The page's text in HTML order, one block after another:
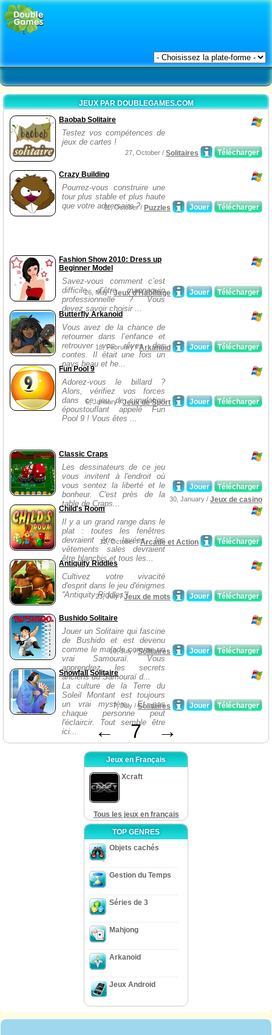
JEUX PAR DOUBLEGAMES.COM
Baobab Solitaire
Testez vos compétences de
jeux de cartes !
Télécharger
27, October / Solitaires
Crazy Building
Pourrez-vous construire une
tour plus stable et plus haute
que votre adversaire ?
Télécharger
Jouer
11, October / Puzzles
Fashion Show 2010: Dress up
Beginner Model
Savez-vous comment c’est
difficile d’être mannequin
professionnelle ? Vous
devez savoir choisir ...
Télécharger
Jouer
26, May /Jeux d'Habillage
Butterfly Arkanoid
Vous avez de la chance de
retourner dans l’enfance et
retrouver vos rêves des
contes. Il était une fois un
pays beau et he...
Télécharger
Jouer
18, February /Arkanoid
Fun Pool 9
Adorez-vous le billard ?
Alors, vérifiez vos forces
dans ce jeu de simulation
époustouflant appelé Fun
Pool 9 ! Vous êtes ...
Télécharger
Jouer
6, January /Jeux de Sport
Classic Craps
Les dessinateurs de ce jeu
vous invitent à l'endroit où
vous sentez la liberté et le
bonheur. C'est près de la
table de Craps...
Télécharger
Jouer
30, January / Jeux de casino
Child's Room
Il y a un grand range dans le
plat : toutes les fenêtres
devraient être lavées, les
vêtements sales devraient
être blanchis et tous les...
Télécharger
12, October /Arcade et Action
Antiquity Riddles
Cultivez votre vivacité
d'esprit dans le jeu d'énigmes
''Antiquity Riddles''!
Télécharger
Jouer
23, July /Jeux de mots
Bushido Solitaire
Jouer un Solitaire qui fascine
de Bushido et est devenu
comme le malade comme un
vrai Samouraï. Vous
apprendrez les secrets
anciens du Samouraï d...
Télécharger
Jouer
10, July /Solitaires
Snowfall Solitaire
La culture de la Terre du
Soleil Montant est toujours
un vrai mystère. Et pas
chaque personne peut
l'éclaircir. Tout semble être
ici...
Télécharger
Jouer
7, July /Solitaires
← 7 →
Jeux en Français
Xcraft
Tous les jeux en français
TOP GENRES
Objets cachés
Gestion du Temps
Séries de 3
Mahjong
Arkanoid
Jeux Android